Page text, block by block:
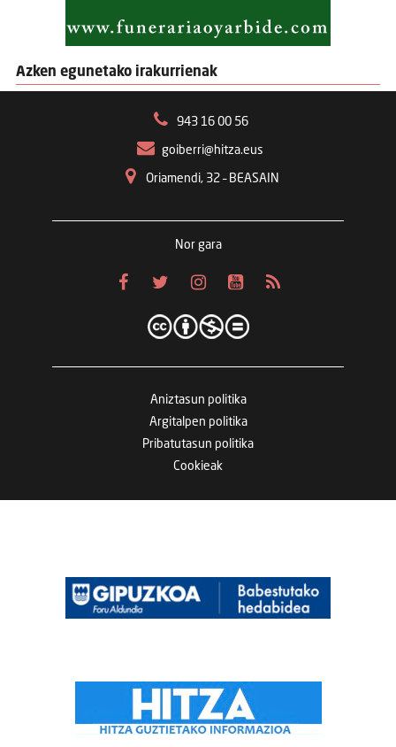
Azken egunetako irakurrienak
943 16 00 56
goiberri@hitza.eus
Oriamendi, 32 – BEASAIN
Nor gara
Aniztasun politika
Argitalpen politika
Pribatutasun politika
Cookieak